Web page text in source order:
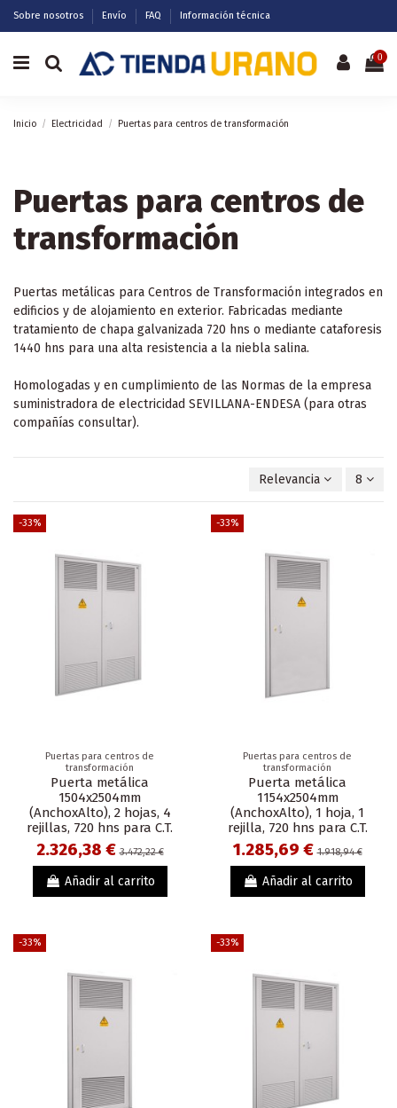
Sobre nosotros Envío FAQ Información técnica
0
Inicio Electricidad Puertas para centros de transformación
Puertas para centros de
transformación
Puertas metálicas para Centros de Transformación integrados en
edificios y de alojamiento en exterior. Fabricadas mediante
tratamiento de chapa galvanizada 720 hns o mediante cataforesis
1440 hns para una alta resistencia a la niebla salina.
Homologadas y en cumplimiento de las Normas de la empresa
suministradora de electricidad SEVILLANA-ENDESA (para otras
compañías consultar).
Relevancia 8
-33%
Puertas para centros de
transformación
Puerta metálica
1504x2504mm
(AnchoxAlto), 2 hojas, 4
rejillas, 720 hns para C.T.
2.326,38 €3.472,22 €
Añadir al carrito
-33%
Puertas para centros de
transformación
Puerta metálica
1154x2504mm
(AnchoxAlto), 1 hoja, 1
rejilla, 720 hns para C.T.
1.285,69 €1.918,94 €
Añadir al carrito
-33% -33%